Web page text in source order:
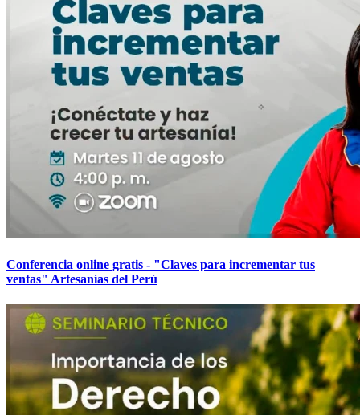
Conferencia online gratis - "Claves para incrementar tus
ventas" Artesanías del Perú